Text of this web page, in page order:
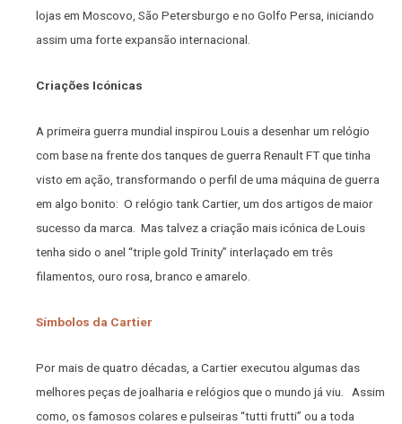
lojas em Moscovo, São Petersburgo e no Golfo Persa, iniciando
assim uma forte expansão internacional.
Criações Icónicas
A primeira guerra mundial inspirou Louis a desenhar um relógio
com base na frente dos tanques de guerra Renault FT que tinha
visto em ação, transformando o perfil de uma máquina de guerra
em algo bonito: O relógio tank Cartier, um dos artigos de maior
sucesso da marca. Mas talvez a criação mais icónica de Louis
tenha sido o anel “triple gold Trinity” interlaçado em três
filamentos, ouro rosa, branco e amarelo.
Símbolos da Cartier
Por mais de quatro décadas, a Cartier executou algumas das
melhores peças de joalharia e relógios que o mundo já viu. Assim
como, os famosos colares e pulseiras “tutti frutti” ou a toda